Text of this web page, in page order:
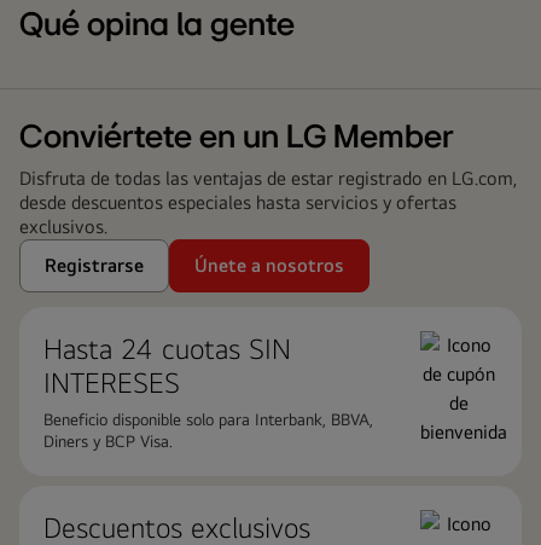
Qué opina la gente
Conviértete en un LG Member
Disfruta de todas las ventajas de estar registrado en LG.com,
desde descuentos especiales hasta servicios y ofertas
exclusivos.
Registrarse
Únete a nosotros
Hasta 24 cuotas ​SIN
INTERESES
Beneficio disponible solo para Interbank, BBVA,
Diners y BCP Visa.
Descuentos exclusivos